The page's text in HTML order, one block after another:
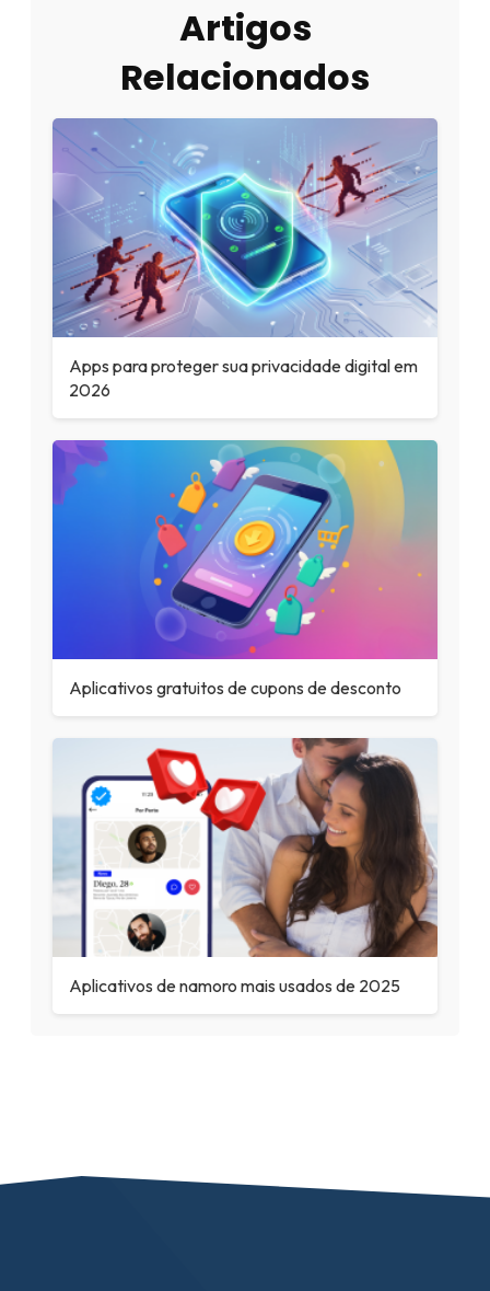
Artigos
Relacionados
Apps para proteger sua privacidade digital em
2026
Aplicativos gratuitos de cupons de desconto
Aplicativos de namoro mais usados de 2025